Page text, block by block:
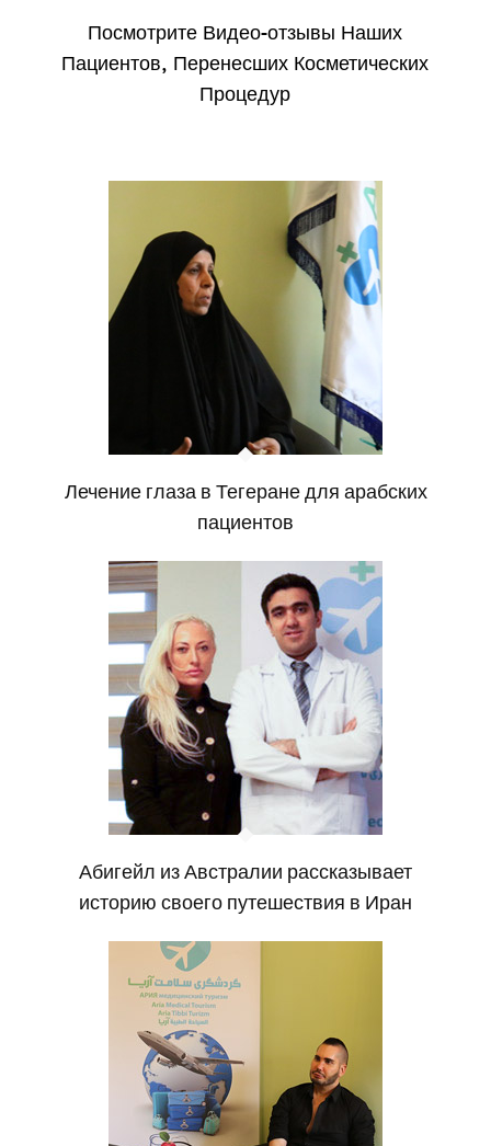
Посмотрите Видео-отзывы Наших
Пациентов, Перенесших Косметических
Процедур
Лечение глаза в Тегеране для арабских
пациентов
Абигейл из Австралии рассказывает
историю своего путешествия в Иран